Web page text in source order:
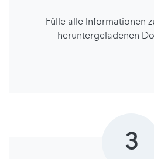
Fülle alle lnformationen
heruntergeladenen
3